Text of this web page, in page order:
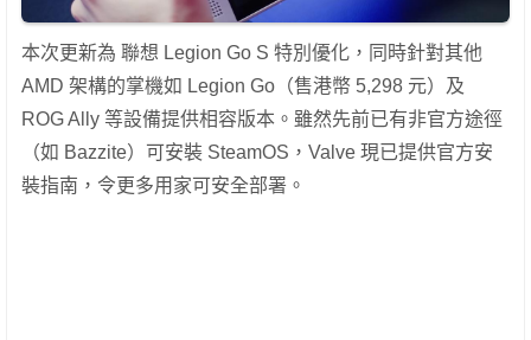
本次更新為 聯想 Legion Go S 特別優化，同時針對其他
AMD 架構的掌機如 Legion Go（售港幣 5,298 元）及
ROG Ally 等設備提供相容版本。雖然先前已有非官方途徑
（如 Bazzite）可安裝 SteamOS，Valve 現已提供官方安
裝指南，令更多用家可安全部署。